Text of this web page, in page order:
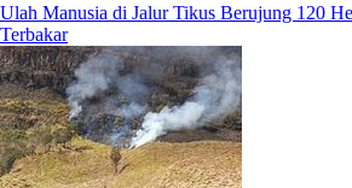
Ulah Manusia di Jalur Tikus Berujung 120
Terbakar